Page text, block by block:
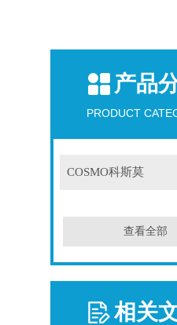
产品
PRODUCT
COSMO科斯莫
查看全部
相关